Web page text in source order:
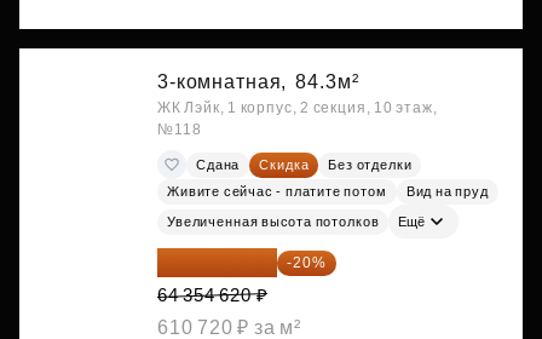
3-комнатная, 84.3м²
ЖК Лэйк, 1 корпус, 2 секция, 10 этаж,
№118
Сдана Скидка
Без отделки
Живите сейчас - платите потом
Вид на пруд
Увеличенная высота потолков Ещё
51 483 696 ₽ -20%
64 354 620 ₽
610 720 ₽ за м²